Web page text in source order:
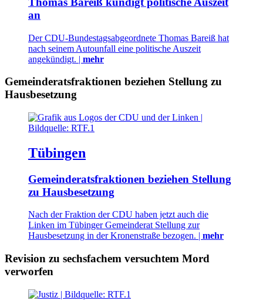
an
Der CDU-Bundestagsabgeordnete Thomas Bareiß hat
nach seinem Autounfall eine politische Auszeit
angekündigt. | mehr
Gemeinderatsfraktionen beziehen Stellung zu
Hausbesetzung
Tübingen
Gemeinderatsfraktionen beziehen Stellung
zu Hausbesetzung
Nach der Fraktion der CDU haben jetzt auch die
Linken im Tübinger Gemeinderat Stellung zur
Hausbesetzung in der Kronenstraße bezogen. | mehr
Revision zu sechsfachem versuchtem Mord
verworfen